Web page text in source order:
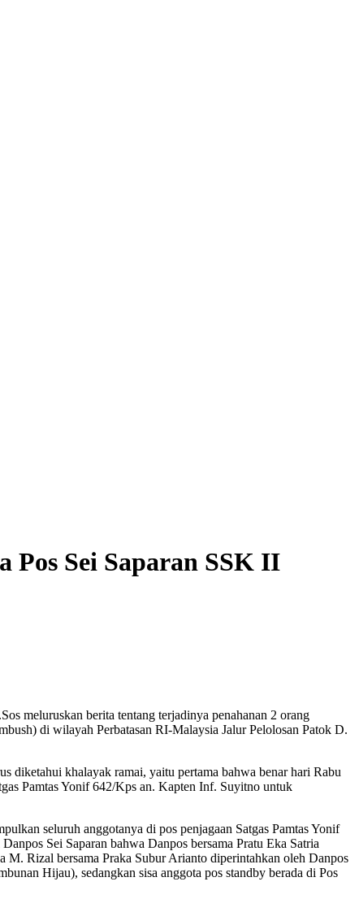
Sei Saparan SSK II
meluruskan berita tentang terjadinya penahanan 2 orang
di wilayah Perbatasan RI-Malaysia Jalur Pelolosan Patok D.
diketahui khalayak ramai, yaitu pertama bahwa benar hari Rabu
Pamtas Yonif 642/Kps an. Kapten Inf. Suyitno untuk
seluruh anggotanya di pos penjagaan Satgas Pamtas Yonif
Sei Saparan bahwa Danpos bersama Pratu Eka Satria
Rizal bersama Praka Subur Arianto diperintahkan oleh Danpos
Hijau), sedangkan sisa anggota pos standby berada di Pos